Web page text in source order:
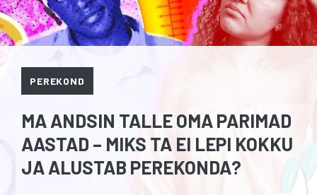
PEREKOND
MA ANDSIN TALLE OMA PARIMAD
AASTAD – MIKS TA EI LEPI KOKKU
JA ALUSTAB PEREKONDA?